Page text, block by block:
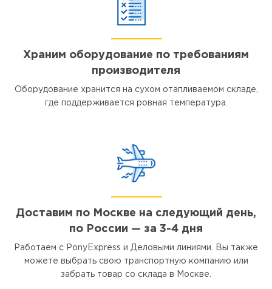
Храним оборудование по требованиям
производителя
Оборудование хранится на сухом отапливаемом складе,
где поддерживается ровная температура.
Доставим по Москве на следующий день,
по России — за 3-4 дня
Работаем с PonyExpress и Деловыми линиями. Вы также
можете выбрать свою транспортную компанию или
забрать товар со склада в Москве.